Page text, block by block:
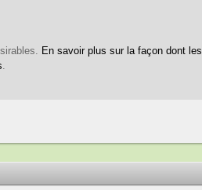
En savoir plus sur la façon dont les
.